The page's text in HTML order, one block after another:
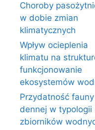
Choroby
w dobie zmian
klimatycznych
Wpływ ocieplenia
klimatu na
funkcjonowanie
ekosystemów
Przydatność fauny
dennej w typologii
zbiorników